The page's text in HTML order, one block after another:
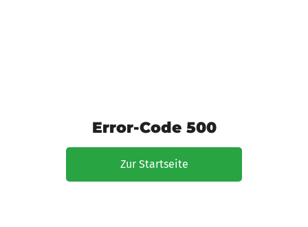
Error-Code 500
Zur Startseite